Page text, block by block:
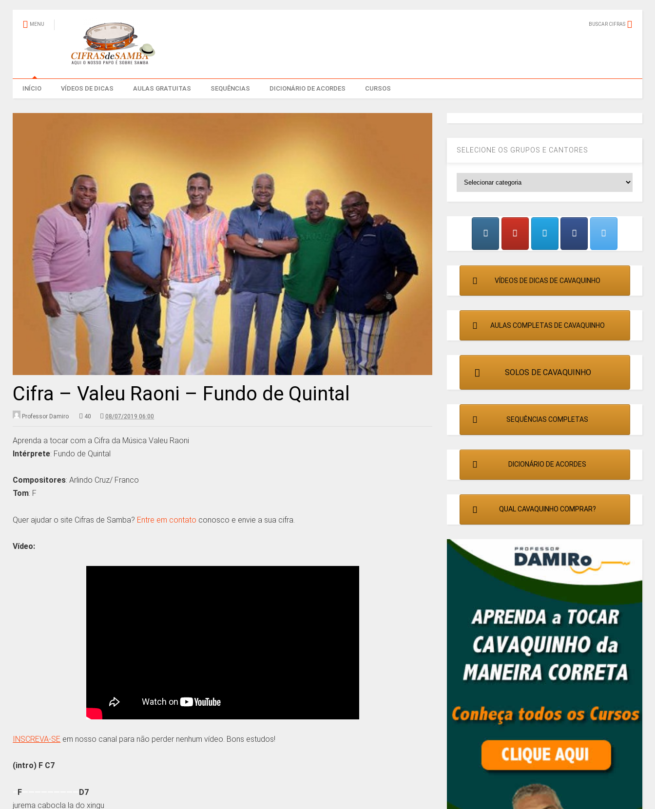
MENU BUSCAR CIFRAS
INÍCIO VÍDEOS DE DICAS AULAS GRATUITAS SEQUÊNCIAS DICIONÁRIO DE ACORDES CURSOS
Cifra – Valeu Raoni – Fundo de Quintal
Professor Damiro 40 08/07/2019 06:00
Aprenda a tocar com a Cifra da Música Valeu Raoni
Intérprete: Fundo de Quintal
Compositores: Arlindo Cruz/ Franco
Tom: F
Quer ajudar o site Cifras de Samba? Entre em contato conosco e envie a sua cifra.
Vídeo:
INSCREVA-SE em nosso canal para não perder nenhum vídeo. Bons estudos!
(intro) F C7
F
D7
jurema cabocla la do xingu
SELECIONE OS GRUPOS E CANTORES
CANTORES
VÍDEOS DE DICAS DE CAVAQUINHO
AULAS COMPLETAS DE CAVAQUINHO
SOLOS DE CAVAQUINHO
SEQUÊNCIAS COMPLETAS
DICIONÁRIO DE ACORDES
QUAL CAVAQUINHO COMPRAR?